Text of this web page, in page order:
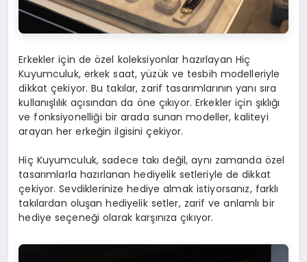
Erkekler için de özel koleksiyonlar hazırlayan Hiç
Kuyumculuk, erkek saat, yüzük ve tesbih modelleriyle
dikkat çekiyor. Bu takılar, zarif tasarımlarının yanı sıra
kullanışlılık açısından da öne çıkıyor. Erkekler için şıklığı
ve fonksiyonelliği bir arada sunan modeller, kaliteyi
arayan her erkeğin ilgisini çekiyor.
Hiç Kuyumculuk, sadece takı değil, aynı zamanda özel
tasarımlarla hazırlanan hediyelik setleriyle de dikkat
çekiyor. Sevdiklerinize hediye almak istiyorsanız, farklı
takılardan oluşan hediyelik setler, zarif ve anlamlı bir
hediye seçeneği olarak karşınıza çıkıyor.